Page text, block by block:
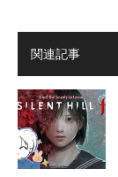
関連記事